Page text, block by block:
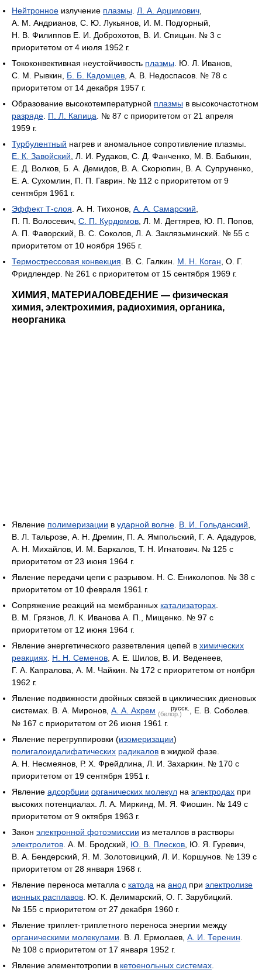
Нейтронное излучение плазмы Л. А. Арцимович
А. М. Андрианов, С. Ю. Лукьянов, И. М. Подгорный,
Н. В. Филиппов Е. И. Доброхотов, В. И. Спицын. № 3 с
приоритетом от 4 июля 1952 г.
Тококонвективная неустойчивость плазмы . Ю. Л. Иванов,
С. М. Рывкин, Б. Б. Кадомцев , А. В. Недоспасов. № 78 с
приоритетом от 14 декабря 1957 г.
Образование высокотемпературной плазмы в высокочастотном
разряде П. Л. Капица . № 87 с приоритетом от 21 апреля
1959 г.
Турбулентный нагрев и аномальное сопротивление плазмы.
Е. К. Завойский , Л. И. Рудаков, С. Д. Фанченко, М. В. Бабыкин,
Е. Д. Волков, Б. А. Демидов, В. А. Скорюпин, В. А. Супруненко,
Е. А. Сухомлин, П. П. Гаврин. № 112 с приоритетом от 9
сентября 1961 г.
Эффект Т-слоя . А. Н. Тихонов, А. А. Самарский
П. П. Волосевич, С. П. Курдюмов , Л. М. Дегтярев, Ю. П. Попов,
А. П. Фаворский, В. С. Соколов, Л. А. Заклязьминский. № 55 с
приоритетом от 10 ноября 1965 г.
Термострессовая конвекция . В. С. Галкин. M. Н. Коган , О. Г.
Фридлендер. № 261 с приоритетом от 15 сентября 1969 г.
ХИМИЯ, МАТЕРИАЛОВЕДЕНИЕ — физическая
химия, электрохимия, радиохимия, органика,
неорганика
Явление полимеризации в ударной волне В. И. Гольданский
В. Л. Тальрозе, А. Н. Дремин, П. А. Ямпольский, Г. А. Ададуров,
А. Н. Михайлов, И. М. Баркалов, Т. Н. Игнатович. № 125 с
приоритетом от 23 июня 1964 г.
Явление передачи цепи с разрывом. Н. С. Ениколопов. № 38 с
приоритетом от 10 февраля 1961 г.
Сопряжение реакций на мембранных катализаторах
В. М. Грязнов, Л. К. Иванова А. П., Мищенко. № 97 с
приоритетом от 12 июня 1964 г.
Явление энергетического разветвления цепей в химических
реакциях Н. Н. Семенов , А. Е. Шилов, В. И. Веденеев,
Г. А. Капралова, А. М. Чайкин. № 172 с приоритетом от ноября
1962 г.
Явление подвижности двойных связей в циклических диеновых
системах. В. А. Миронов, А. А. Ахрем (белор.)
русск.
, Е. В. Соболев.
№ 167 с приоритетом от 26 июня 1961 г.
Явление перегруппировки (изомеризации)
полигалоидалифатических радикалов в жидкой фазе.
А. Н. Несмеянов, Р. X. Фрейдлина, Л. И. Захаркин. № 170 с
приоритетом от 19 сентября 1951 г.
Явление адсорбции органических молекул на электродах при
высоких потенциалах. Л. А. Миркинд, М. Я. Фиошин. № 149 с
приоритетом от 9 октября 1963 г.
Закон электронной фотоэмиссии из металлов в растворы
электролитов . А. М. Бродский, Ю. В. Плесков , Ю. Я. Гуревич,
В. А. Бендерский, Я. М. Золотовицкий, Л. И. Коршунов. № 139 с
приоритетом от 28 января 1968 г.
Явление переноса металла с катода на анод при электролизе
ионных расплавов . Ю. К. Делимарский, О. Г. Зарубицкий.
№ 155 с приоритетом от 27 декабря 1960 г.
Явление триплет-триплетного переноса энергии между
органическими молекулами . В. Л. Ермолаев, А. И. Теренин
№ 108 с приоритетом от 17 января 1952 г.
Явление элементотропии в кетоенольных системах